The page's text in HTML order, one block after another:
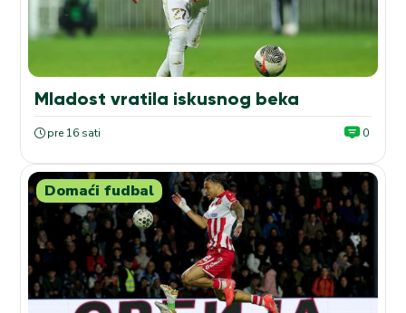
Mladost vratila iskusnog beka
pre 16 sati 0
Domaći fudbal